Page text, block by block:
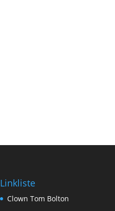
Linkliste
Clown Tom Bolton